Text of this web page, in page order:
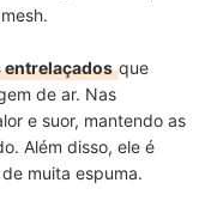
entrelaçadosque
de ar. Nas
e suor, mantendo as
Além disso, ele é
muita espuma.